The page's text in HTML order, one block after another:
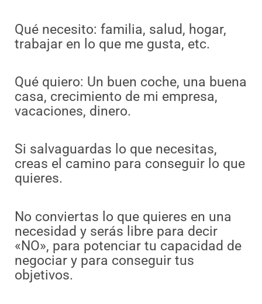
Qué necesito: familia, salud, hogar,
trabajar en lo que me gusta, etc.
Qué quiero: Un buen coche, una buena
casa, crecimiento de mi empresa,
vacaciones, dinero.
Si salvaguardas lo que necesitas,
creas el camino para conseguir lo que
quieres.
No conviertas lo que quieres en una
necesidad y serás libre para decir
«NO», para potenciar tu capacidad de
negociar y para conseguir tus
objetivos.